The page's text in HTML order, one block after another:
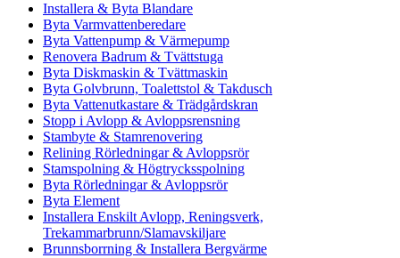
Installera & Byta Blandare
Byta Varmvattenberedare
Byta Vattenpump & Värmepump
Renovera Badrum & Tvättstuga
Byta Diskmaskin & Tvättmaskin
Byta Golvbrunn, Toalettstol & Takdusch
Byta Vattenutkastare & Trädgårdskran
Stopp i Avlopp & Avloppsrensning
Stambyte & Stamrenovering
Relining Rörledningar & Avloppsrör
Stamspolning & Högtrycksspolning
Byta Rörledningar & Avloppsrör
Byta Element
Installera Enskilt Avlopp, Reningsverk,
Trekammarbrunn/Slamavskiljare
Brunnsborrning & Installera Bergvärme